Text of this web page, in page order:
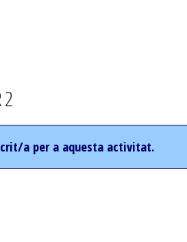
2
a per a aquesta activitat.